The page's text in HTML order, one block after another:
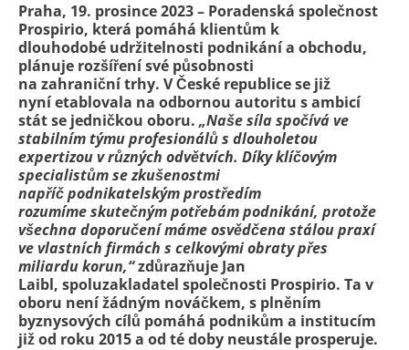
Praha, 19. prosince 2023 – Poradenská společnost
Prospirio, která pomáhá klientům k
dlouhodobé udržitelnosti podnikání a obchodu,
plánuje rozšíření své působnosti
na zahraniční trhy. V České republice se již
nyní etablovala na odbornou autoritu s ambicí
stát se jedničkou oboru. „Naše síla spočívá ve
stabilním týmu profesionálů s dlouholetou
expertizou v různých odvětvích. Díky klíčovým
specialistům se zkušenostmi
napříč podnikatelským prostředím
rozumíme skutečným potřebám podnikání, protože
všechna doporučení máme osvědčena stálou praxí
ve vlastních firmách s celkovými obraty přes
miliardu korun,“zdůrazňuje Jan
Laibl, spoluzakladatel společnosti Prospirio. Ta v
oboru není žádným nováčkem, s plněním
byznysových cílů pomáhá podnikům a institucím
již od roku 2015 a od té doby neustále prosperuje.